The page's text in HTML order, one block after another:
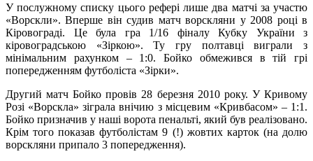
У послужному списку цього рефері лише два матчі за участю
«Ворскли». Вперше він судив матч ворскляни у 2008 році в
Кіровограді. Це була гра 1/16 фіналу Кубку України з
кіровоградською «Зіркою». Ту гру полтавці виграли з
мінімальним рахунком – 1:0. Бойко обмежився в тій грі
попередженням футболіста «Зірки».
Другий матч Бойко провів 28 березня 2010 року. У Кривому
Розі «Ворскла» зіграла внічию з місцевим «Кривбасом» – 1:1.
Бойко призначив у наші ворота пенальті, який був реалізовано.
Крім того показав футболістам 9 (!) жовтих карток (на долю
ворскляни припало 3 попередження).